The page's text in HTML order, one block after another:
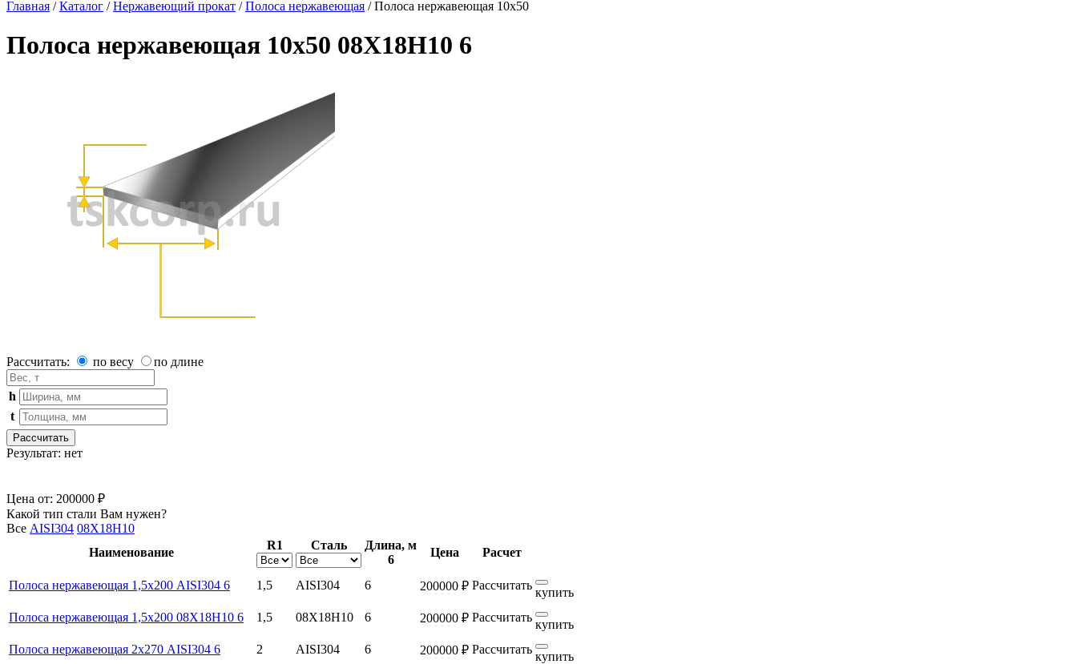
Главная /Каталог /Нержавеющий прокат /Полоса нержавеющая /Полоса нержавеющая 10х50
Полоса нержавеющая 10х50 08Х18Н10 6
Рассчитать: по весу по длине
h
t
Рассчитать
Результат: нет
Цена от: 200000 ₽
Какой тип стали Вам нужен?
Все AISI304 08Х18Н10
Наименование
R1 Сталь
Длина, м
6
Цена Расчет
Полоса нержавеющая 1,5х200 AISI304 6 1,5 AISI304 6 200000 ₽ Рассчитать
купить
Полоса нержавеющая 1,5х200 08Х18Н10 6
1,5 08Х18Н10 6 200000 ₽ Рассчитать
купить
Полоса нержавеющая 2х270 AISI304 6
2 AISI304 6 200000 ₽ Рассчитать
купить